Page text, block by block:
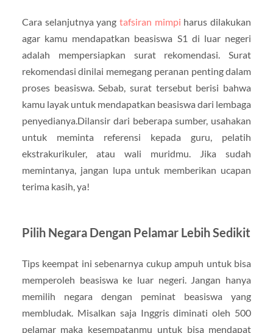
Cara selanjutnya yang tafsiran mimpi harus dilakukan
agar kamu mendapatkan beasiswa S1 di luar negeri
adalah mempersiapkan surat rekomendasi. Surat
rekomendasi dinilai memegang peranan penting dalam
proses beasiswa. Sebab, surat tersebut berisi bahwa
kamu layak untuk mendapatkan beasiswa dari lembaga
penyedianya.Dilansir dari beberapa sumber, usahakan
untuk meminta referensi kepada guru, pelatih
ekstrakurikuler, atau wali muridmu. Jika sudah
memintanya, jangan lupa untuk memberikan ucapan
terima kasih, ya!
Pilih Negara Dengan Pelamar Lebih Sedikit
Tips keempat ini sebenarnya cukup ampuh untuk bisa
memperoleh beasiswa ke luar negeri. Jangan hanya
memilih negara dengan peminat beasiswa yang
membludak. Misalkan saja Inggris diminati oleh 500
pelamar maka kesempatanmu untuk bisa mendapat